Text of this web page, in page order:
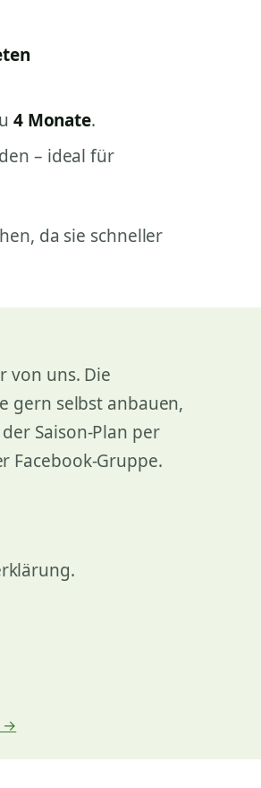
4 Monate.
– ideal für
da sie schneller
von uns. Die
gern selbst anbauen,
Saison-Plan per
Facebook-Gruppe.
→